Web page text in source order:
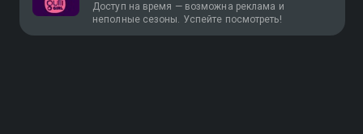
Доступ на время — возможна реклама и
неполные сезоны. Успейте посмотреть!